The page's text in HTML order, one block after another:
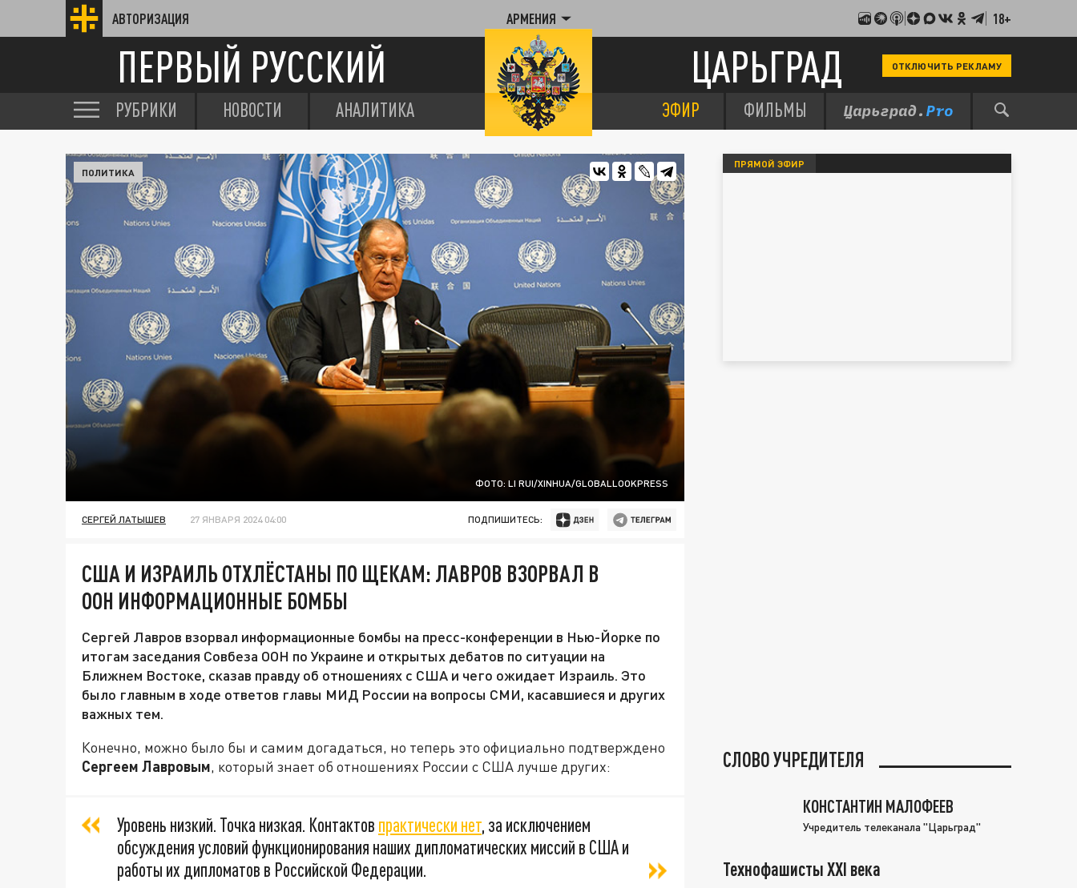
АВТОРИЗАЦИЯ АРМЕНИЯ 18+
ПЕРВЫЙ РУССКИЙ ЦАРЬГРАД ОТКЛЮЧИТЬ РЕКЛАМУ
РУБРИКИ НОВОСТИ АНАЛИТИКА ЭФИР ФИЛЬМЫ
ФОТО: LI RUI/XINHUA/GLOBALLOOKPRESS
ПОЛИТИКА
СЕРГЕЙ ЛАТЫШЕВ 27 ЯНВАРЯ 2024 04:00 ПОДПИШИТЕСЬ:
США И ИЗРАИЛЬ ОТХЛЁСТАНЫ ПО ЩЕКАМ: ЛАВРОВ ВЗОРВАЛ В
ООН ИНФОРМАЦИОННЫЕ БОМБЫ
Сергей Лавров взорвал информационные бомбы на пресс-конференции в Нью-Йорке по
итогам заседания Совбеза ООН по Украине и открытых дебатов по ситуации на
Ближнем Востоке, сказав правду об отношениях с США и чего ожидает Израиль. Это
было главным в ходе ответов главы МИД России на вопросы СМИ, касавшиеся и других
важных тем.
Конечно, можно было бы и самим догадаться, но теперь это официально подтверждено
Сергеем Лавровым, который знает об отношениях России с США лучше других:
Уровень низкий. Точка низкая. Контактов практически нет, за исключением
обсуждения условий функционирования наших дипломатических миссий в США и
работы их дипломатов в Российской Федерации.
ПРЯМОЙ ЭФИР
СЛОВО УЧРЕДИТЕЛЯ
КОНСТАНТИН МАЛОФЕЕВ
Учредитель телеканала "Царьград"
Технофашисты XXI века